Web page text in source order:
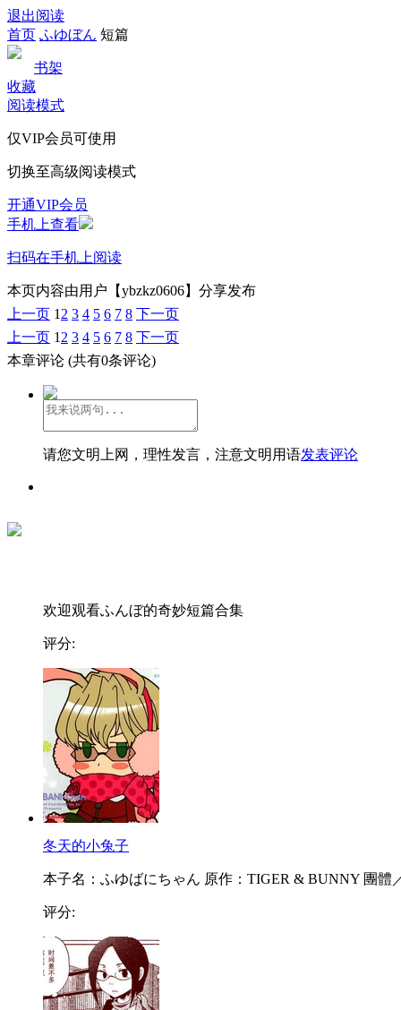
退出阅读
首页 ふゆぼん 短篇
书架
收藏
阅读模式
仅VIP会员可使用
切换至高级阅读模式
开通VIP会员
手机上查看
扫码在手机上阅读
本页内容由用户【ybzkz0606】分享发布
上一页 1 2 3 4 5 6 7 8 下一页
上一页 1 2 3 4 5 6 7 8 下一页
本章评论 (共有0条评论)
请您文明上网，理性发言，注意文明用语发表评论
欢迎观看ふんぼ的奇妙短篇合集
评分:
冬天的小兔子
本子名：ふゆばにちゃん 原作：TIGER & BUNNY 團體
评分: